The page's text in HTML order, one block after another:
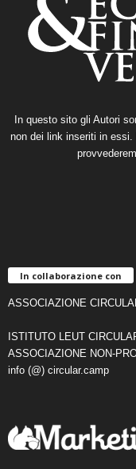
In questo sito gli Autori
non dei link inseriti in
In collaborazione con
ASSOCIAZIONE
ISTITUTO LEUT
ASSOCIAZIONE NON-
info (@) circular.camp